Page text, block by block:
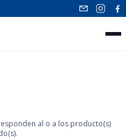
al o a los producto(s)